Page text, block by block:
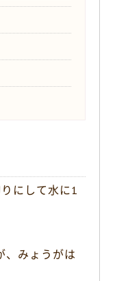
にして水に1
、みょうがは